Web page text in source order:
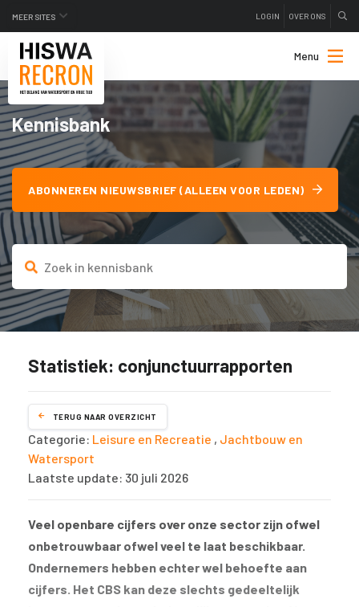
MEER SITES LOGIN OVER ONS
Menu
Kennisbank
ABONNEREN NIEUWSBRIEF (ALLEEN VOOR LEDEN)
Statistiek: conjunctuurrapporten
TERUG NAAR OVERZICHT
Categorie: Leisure en Recreatie , Jachtbouw en
Watersport
Laatste update: 30 juli 2026
Veel openbare cijfers over onze sector zijn ofwel
onbetrouwbaar ofwel veel te laat beschikbaar.
Ondernemers hebben echter wel behoefte aan
cijfers. Het CBS kan deze slechts gedeeltelijk